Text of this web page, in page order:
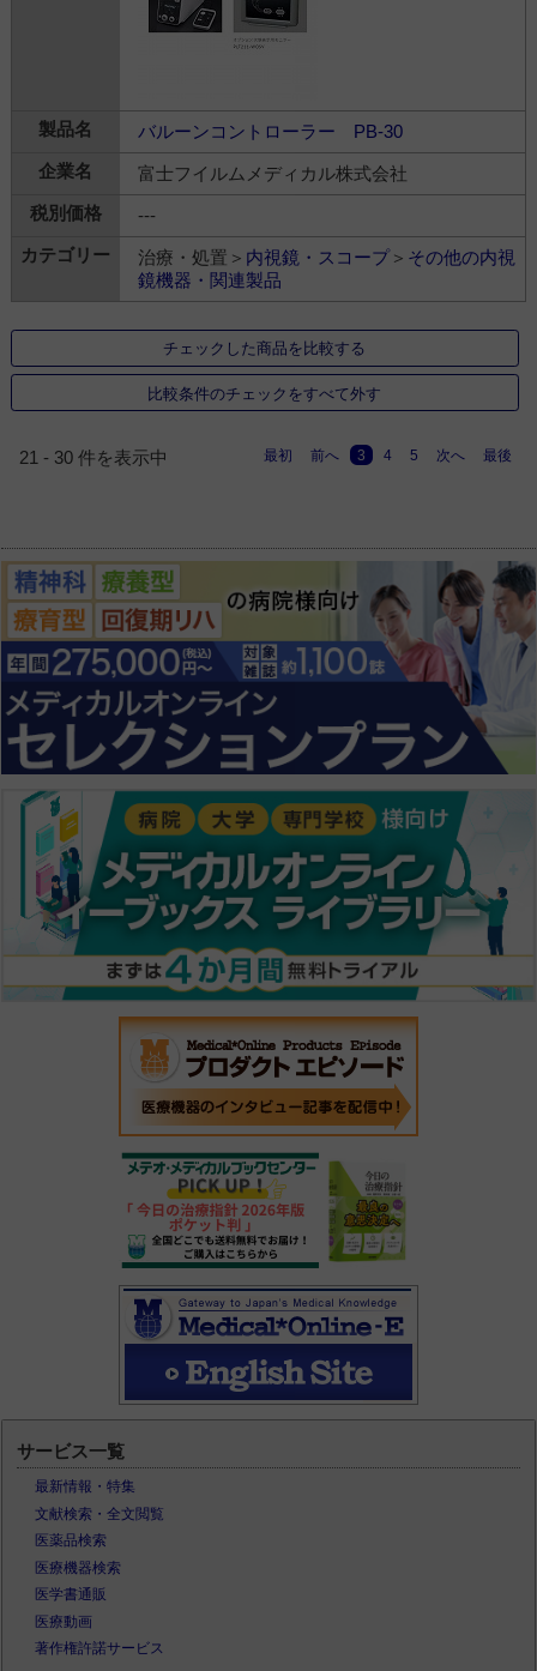
バルーンコントローラー PB-30
富士フイルムメディカル株式会社
---
治療・処置＞ 内視鏡・スコープ＞ その他の内視
鏡機器・関連製品
チェックした商品を比較する
比較条件のチェックをすべて外す
21 - 30 件を表示中 最初 前へ 3 4 5 次へ 最後
サービス一覧
最新情報・特集
文献検索・全文閲覧
医薬品検索
医療機器検索
医学書通販
医療動画
著作権許諾サービス